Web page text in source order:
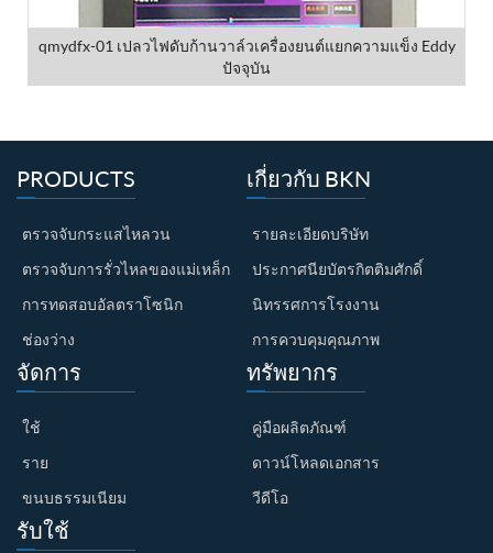
qmydfx-01 เปลวไฟดับก้านวาล์วเครื่องยนต์แยกความแข็ง Eddy
ปัจจุบัน
PRODUCTS
ตรวจจับกระแสไหลวน
ตรวจจับการรั่วไหลของแม่เหล็ก
การทดสอบอัลตราโซนิก
ช่องว่าง
เกี่ยวกับ BKN
รายละเอียดบริษัท
ประกาศนียบัตรกิตติมศักดิ์
นิทรรศการโรงงาน
การควบคุมคุณภาพ
จัดการ
ใช้
ราย
ขนบธรรมเนียม
ทรัพยากร
คู่มือผลิตภัณฑ์
ดาวน์โหลดเอกสาร
วีดีโอ
รับใช้